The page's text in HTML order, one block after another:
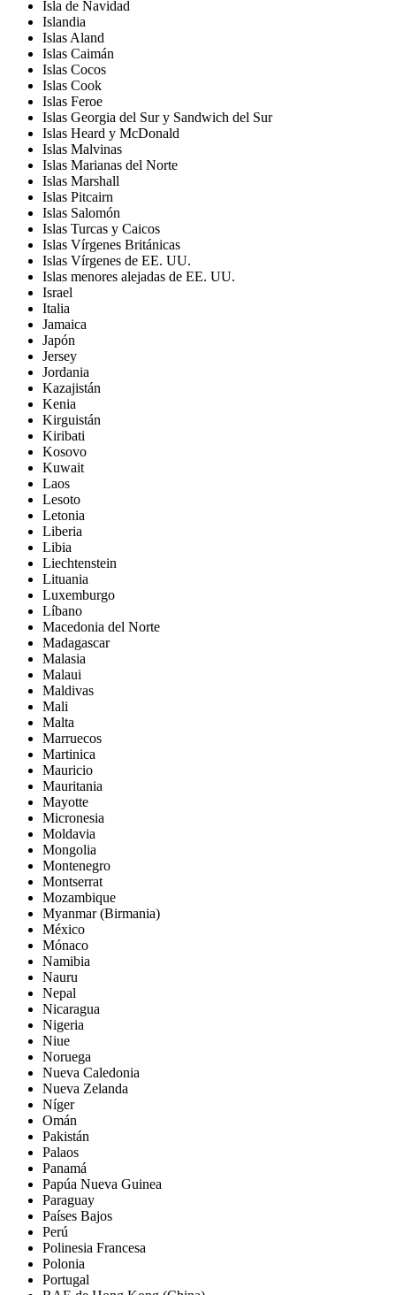
Isla de Navidad
Islandia
Islas Aland
Islas Caimán
Islas Cocos
Islas Cook
Islas Feroe
Islas Georgia del Sur y Sandwich del Sur
Islas Heard y McDonald
Islas Malvinas
Islas Marianas del Norte
Islas Marshall
Islas Pitcairn
Islas Salomón
Islas Turcas y Caicos
Islas Vírgenes Británicas
Islas Vírgenes de EE. UU.
Islas menores alejadas de EE. UU.
Israel
Italia
Jamaica
Japón
Jersey
Jordania
Kazajistán
Kenia
Kirguistán
Kiribati
Kosovo
Kuwait
Laos
Lesoto
Letonia
Liberia
Libia
Liechtenstein
Lituania
Luxemburgo
Líbano
Macedonia del Norte
Madagascar
Malasia
Malaui
Maldivas
Mali
Malta
Marruecos
Martinica
Mauricio
Mauritania
Mayotte
Micronesia
Moldavia
Mongolia
Montenegro
Montserrat
Mozambique
Myanmar (Birmania)
México
Mónaco
Namibia
Nauru
Nepal
Nicaragua
Nigeria
Niue
Noruega
Nueva Caledonia
Nueva Zelanda
Níger
Omán
Pakistán
Palaos
Panamá
Papúa Nueva Guinea
Paraguay
Países Bajos
Perú
Polinesia Francesa
Polonia
Portugal